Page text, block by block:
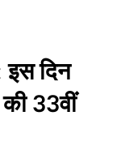
दिन
33वीं